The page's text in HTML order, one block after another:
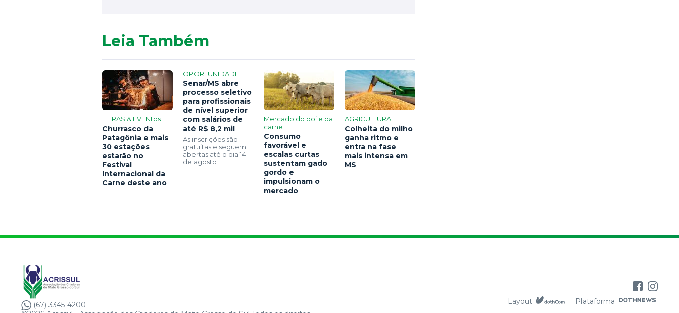
Leia Também
FEIRAS & EVENtos
Churrasco da
Patagônia e mais
30 estações
estarão no
Festival
Internacional da
Carne deste ano
OPORTUNIDADE
Senar/MS abre
processo seletivo
para profissionais
de nível superior
com salários de
até R$ 8,2 mil
As inscrições são
gratuitas e seguem
abertas até o dia 14
de agosto
Mercado do boi e da
carne
Consumo
favorável e
escalas curtas
sustentam gado
gordo e
impulsionam o
mercado
AGRICULTURA
Colheita do milho
ganha ritmo e
entra na fase
mais intensa em
MS
(67) 3345-4200
Layout Plataforma